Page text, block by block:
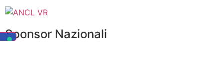
Sponsor Nazionali